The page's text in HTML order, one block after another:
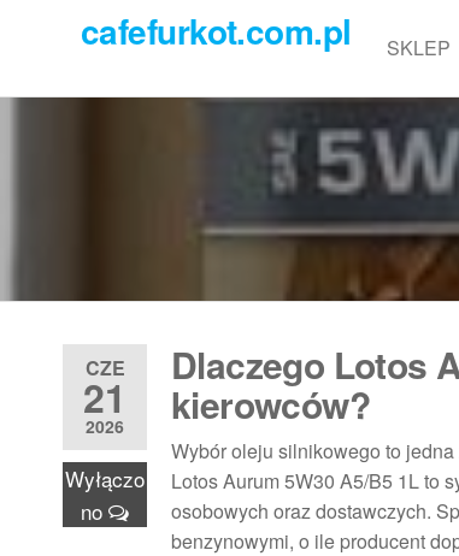
cafefurkot.com.pl SKLEP
CZE
21
2026
Wyłączo
no
Dlaczego Lotos
kierowców?
Wybór oleju silnikowego to
Lotos Aurum 5W30 A5/B5 1L to
osobowych oraz dostawczych.
benzynowymi, o ile producent